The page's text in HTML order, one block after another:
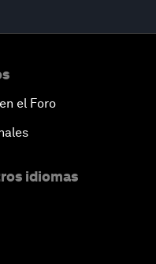
el Foro
idiomas